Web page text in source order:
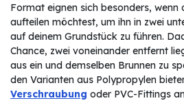
Format eignen sich besonders, wenn
aufteilen möchtest, um ihn in zwei
auf deinem Grundstück zu führen.
Chance, zwei voneinander entfernt
aus ein und demselben Brunnen zu
den Varianten aus Polypropylen
Verschraubung oder PVC-Fittings